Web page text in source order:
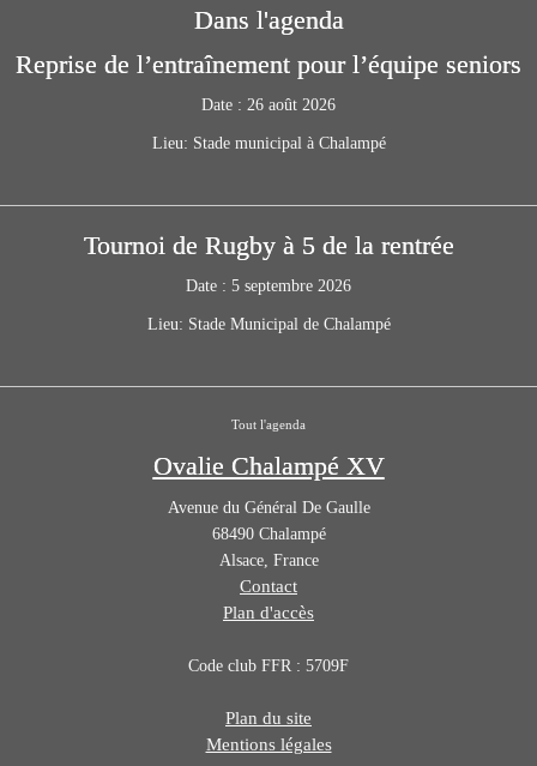
Dans l'agenda
Reprise de l’entraînement pour l’équipe seniors
Date : 26 août 2026
Lieu: Stade municipal à Chalampé
Tournoi de Rugby à 5 de la rentrée
Date : 5 septembre 2026
Lieu: Stade Municipal de Chalampé
Tout l'agenda
Ovalie Chalampé XV
Avenue du Général De Gaulle
68490 Chalampé
Alsace, France
Contact
Plan d'accès
Code club FFR : 5709F
Plan du site
Mentions légales